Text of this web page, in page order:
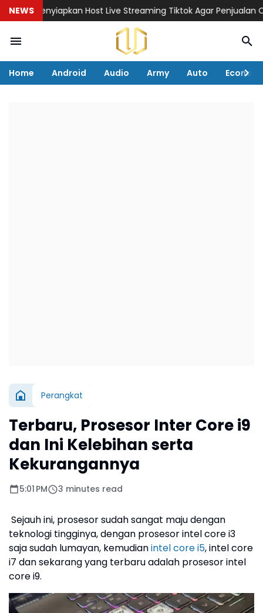
NEWS
Menyiapkan Host Live Streaming Tiktok Agar Penjualan Cepat
Home Android Audio Army Auto
Perangkat
Terbaru, Prosesor Inter Core i9
dan Ini Kelebihan serta
Kekurangannya
5:01 PM 3 minutes read
Sejauh ini, prosesor sudah sangat maju dengan
teknologi tingginya, dengan prosesor intel core i3
saja sudah lumayan, kemudianintel core i5, intel core
i7 dan sekarang yang terbaru adalah prosesor intel
core i9.